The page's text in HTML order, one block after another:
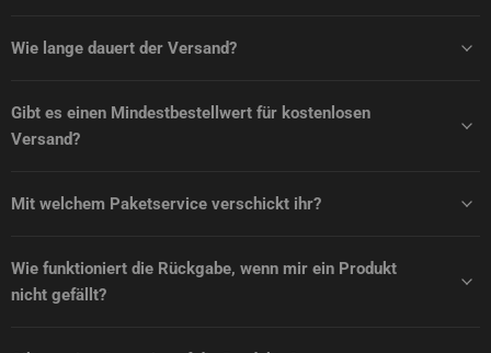
Wie lange dauert der Versand?
Gibt es einen Mindestbestellwert für kostenlosen
Versand?
Mit welchem Paketservice verschickt ihr?
Wie funktioniert die Rückgabe, wenn mir ein Produkt
nicht gefällt?